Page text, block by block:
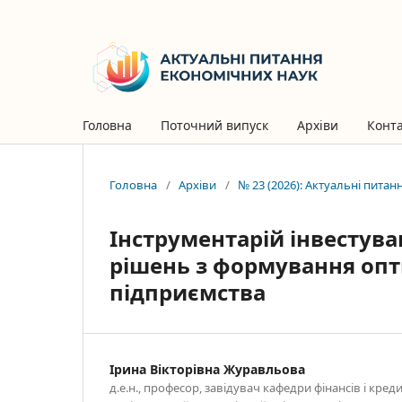
Головна Поточний випуск Архіви
Головна / Архіви / № 23 (2026): Актуальні
Інструментарій
рішень з формування
підприємства
Ірина Вікторівна Журавльова
д.е.н., професор, завідувач кафедри фінансів і